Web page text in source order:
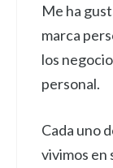
Me ha
marca
los
personal.
Cada uno
vivimos en